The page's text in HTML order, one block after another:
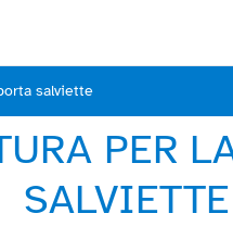
salviette
PER
SALVIETTE